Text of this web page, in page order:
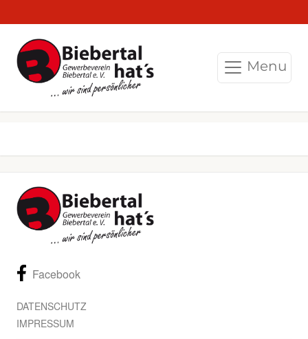
Menu
Facebook
DATENSCHUTZ
IMPRESSUM